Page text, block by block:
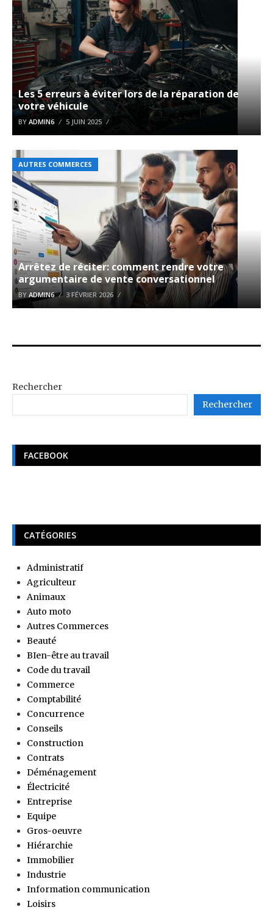
Les 5 erreurs à éviter lors de la réparation de
votre véhicule
BY ADMIN6 5 JUIN 2025
AUTRES COMMERCES
Arrêtez de réciter: comment rendre votre
argumentaire de vente conversationnel
BY ADMIN6 3 FÉVRIER 2026
Rechercher
Rechercher
FACEBOOK
CATÉGORIES
Administratif
Agriculteur
Animaux
Auto moto
Autres Commerces
Beauté
BIen-être au travail
Code du travail
Commerce
Comptabilité
Concurrence
Conseils
Construction
Contrats
Déménagement
Électricité
Entreprise
Equipe
Gros-oeuvre
Hiérarchie
Immobilier
Industrie
Information communication
Loisirs